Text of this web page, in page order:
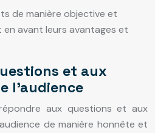
de manière objective et
avant leurs avantages et
et aux
l’audience
aux questions et aux
de manière honnête et